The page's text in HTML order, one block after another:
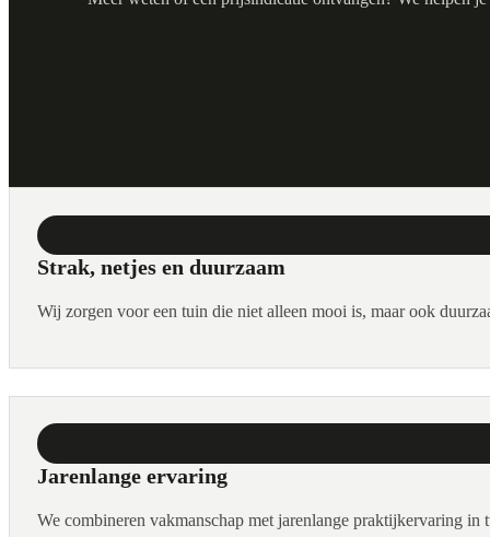
Strak, netjes en duurzaam
Wij zorgen voor een tuin die niet alleen mooi is, maar ook
Jarenlange ervaring
We combineren vakmanschap met jarenlange praktijkervaring in